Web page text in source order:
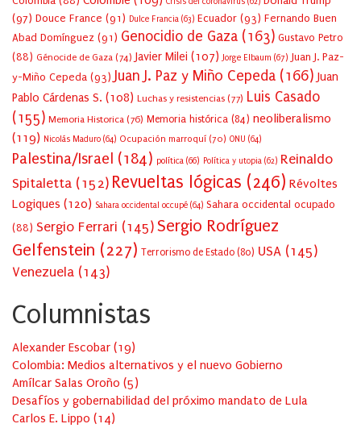
(97) Douce France (91) Dulce Francia (63) Ecuador (93) Fernando Buen
Abad Domínguez (91) Genocidio de Gaza (163) Gustavo Petro
(88) Génocide de Gaza (74) Javier Milei (107) Jorge Elbaum (67) Juan J. Paz-
y-Miño Cepeda (93) Juan J. Paz y Miño Cepeda (166) Juan
Pablo Cárdenas S. (108) Luchas y resistencias (77) Luis Casado
(155) Memoria Historica (76) Memoria histórica (84) neoliberalismo
(119) Nicolás Maduro (64) Ocupación marroquí (70) ONU (64)
Palestina/Israel (184) política (66) Política y utopia (62) Reinaldo
Spitaletta (152) Revueltas lógicas (246) Révoltes
Logiques (120) Sahara occidental occupé (64) Sahara occidental ocupado
(88) Sergio Ferrari (145) Sergio Rodríguez
Gelfenstein (227) Terrorismo de Estado (80) USA (145)
Venezuela (143)
Columnistas
Alexander Escobar (19)
Colombia: Medios alternativos y el nuevo Gobierno
Amílcar Salas Oroño (5)
Desafíos y gobernabilidad del próximo mandato de Lula
Carlos E. Lippo (14)